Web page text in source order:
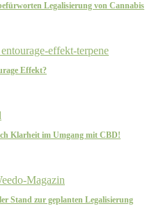
Legalisierung von Cannabis
Effekt?
Klarheit im Umgang mit CBD!
Stand zur geplanten Legalisierung